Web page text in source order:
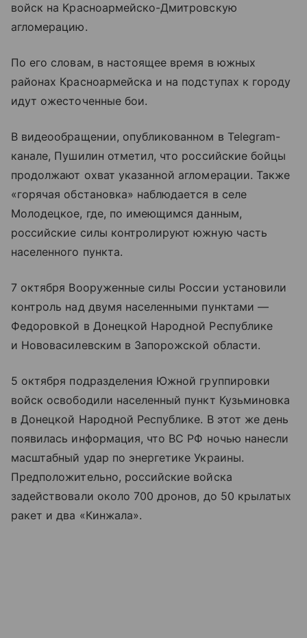
войск на Красноармейско-Дмитровскую
агломерацию.
По его словам, в настоящее время в южных
районах Красноармейска и на подступах к городу
идут ожесточенные бои.
В видеообращении, опубликованном в Telegram-
канале, Пушилин отметил, что российские бойцы
продолжают охват указанной агломерации. Также
«горячая обстановка» наблюдается в селе
Молодецкое, где, по имеющимся данным,
российские силы контролируют южную часть
населенного пункта.
7 октября Вооруженные силы России установили
контроль над двумя населенными пунктами —
Федоровкой в Донецкой Народной Республике
и Нововасилевским в Запорожской области.
5 октября подразделения Южной группировки
войск освободили населенный пункт Кузьминовка
в Донецкой Народной Республике. В этот же день
появилась информация, что ВС РФ ночью нанесли
масштабный удар по энергетике Украины.
Предположительно, российские войска
задействовали около 700 дронов, до 50 крылатых
ракет и два «Кинжала».